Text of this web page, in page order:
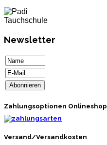
Newsletter
Zahlungsoptionen Onlineshop
Versand/Versandkosten